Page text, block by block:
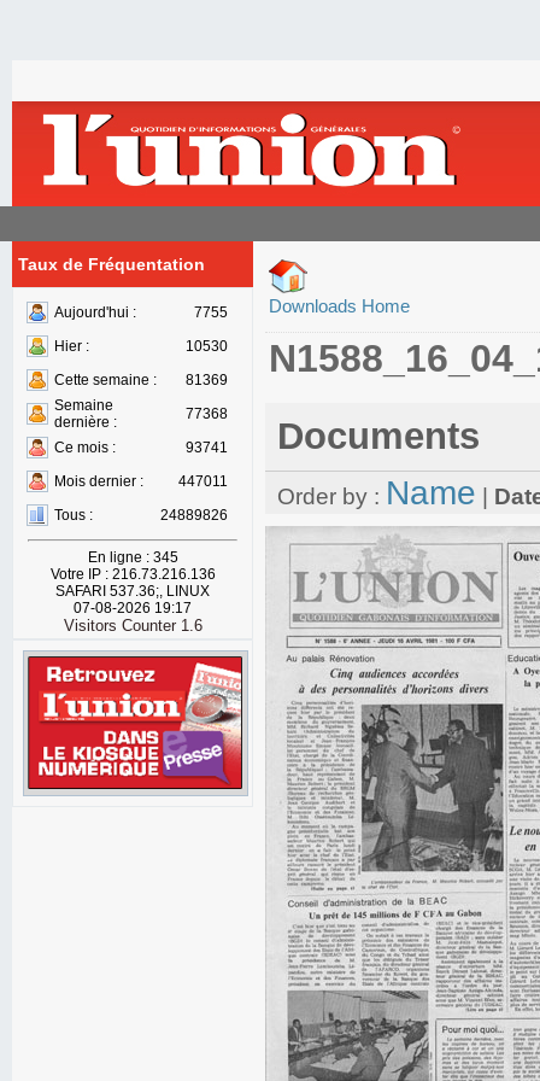
Taux de Fréquentation
Aujourd'hui :
7755
Hier :
10530
Cette semaine :
81369
Semaine
dernière :
77368
Ce mois :
93741
Mois dernier :
447011
Tous :
24889826
En ligne : 345
Votre IP : 216.73.216.136
SAFARI 537.36;, LINUX
07-08-2026 19:17
Visitors Counter 1.6
Downloads Home
Documents
Order by : Name